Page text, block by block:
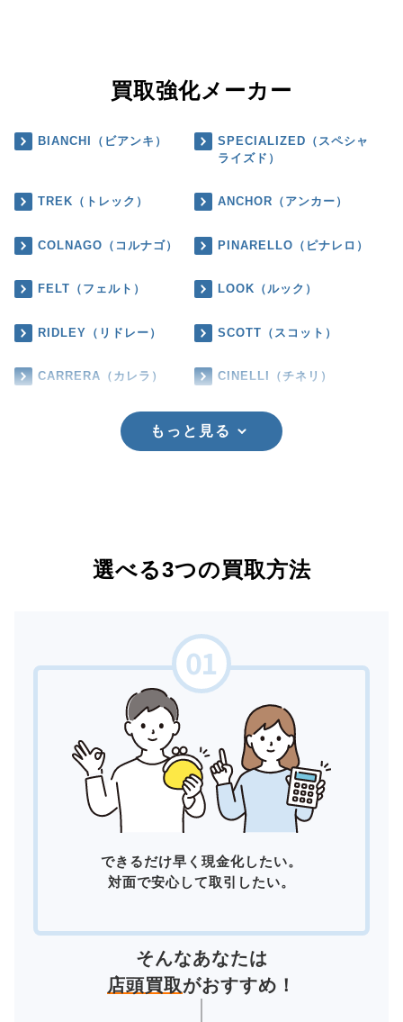
買取強化メーカー
BIANCHI（ビアンキ）
SPECIALIZED（スペシャ
ライズド）
TREK（トレック） ANCHOR（アンカー）
COLNAGO（コルナゴ） PINARELLO（ピナレロ）
FELT（フェルト） LOOK（ルック）
RIDLEY（リドレー） SCOTT（スコット）
CARRERA（カレラ） CINELLI（チネリ）
もっと見る
選べる3つの買取方法
できるだけ早く現金化したい。
対面で安心して取引したい。
そんなあなたは
店頭買取がおすすめ！